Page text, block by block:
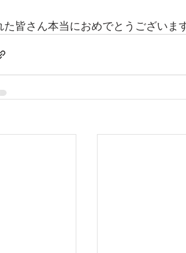
た皆さん本当におめでとうございま